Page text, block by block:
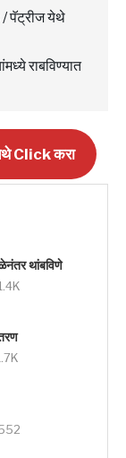
/ पॅट्रीज येथे
राबविण्यात
येथे Click करा
थांबविणे